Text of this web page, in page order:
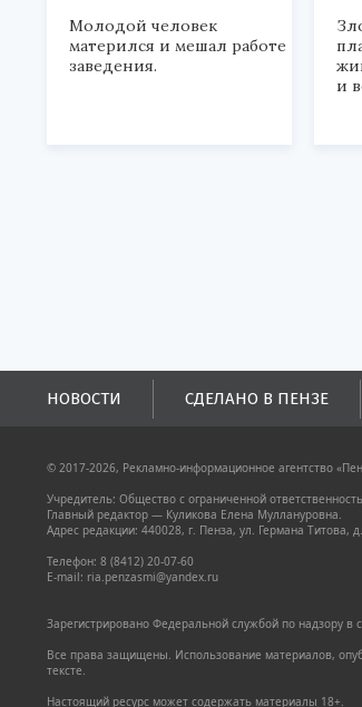
Молодой человек
матерился и мешал работе
заведения.
и
НОВОСТИ СДЕЛАНО В ПЕНЗЕ
© 2017-2026, Рекламно-информационное агентство
Учредитель: Общество с ограниченной
Главный редактор — Куликова Елена Муллануровна.
Адрес редакции: 440028, г. Пенза, ул. Германа Титова,
Телефон: 8 (8412) 20-07-60
E-mail: ria.penzasmi@yandex.ru
Зарегистрировано Федеральной службой по надзору
Все права защищены. Использование материалов,
тексте.
Настоящий ресурс может содержать материалы 18+.